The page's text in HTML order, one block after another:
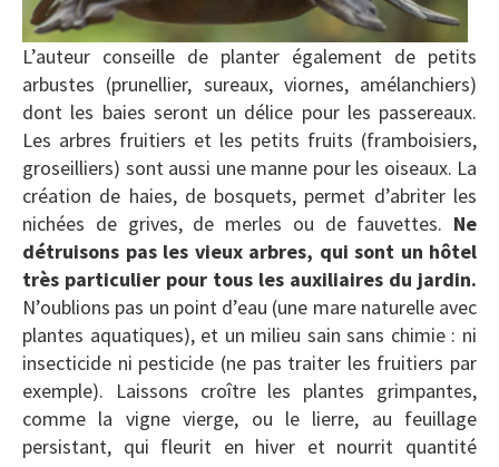
L’auteur conseille de planter également de petits
arbustes (prunellier, sureaux, viornes, amélanchiers)
dont les baies seront un délice pour les passereaux.
Les arbres fruitiers et les petits fruits (framboisiers,
groseilliers) sont aussi une manne pour les oiseaux. La
création de haies, de bosquets, permet d’abriter les
nichées de grives, de merles ou de fauvettes. Ne
détruisons pas les vieux arbres, qui sont un hôtel
très particulier pour tous les auxiliaires du jardin.
N’oublions pas un point d’eau (une mare naturelle avec
plantes aquatiques), et un milieu sain sans chimie : ni
insecticide ni pesticide (ne pas traiter les fruitiers par
exemple). Laissons croître les plantes grimpantes,
comme la vigne vierge, ou le lierre, au feuillage
persistant, qui fleurit en hiver et nourrit quantité